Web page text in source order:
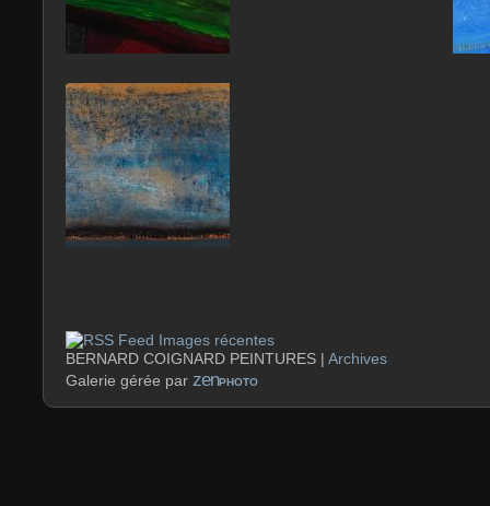
Images récentes
BERNARD COIGNARD PEINTURES | Archives
Galerie gérée par zenPHOTO